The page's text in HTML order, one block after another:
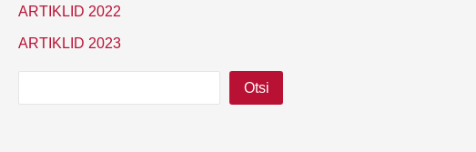
ARTIKLID 2022
ARTIKLID 2023
Otsi